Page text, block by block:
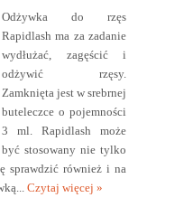
Odżywka do rzęs
Rapidlash ma za zadanie
wydłużać, zagęścić i
odżywić rzęsy.
Zamknięta jest w srebrnej
buteleczce o pojemności
3 ml. Rapidlash może
być stosowany nie tylko
sprawdzić również i na
Czytaj więcej »